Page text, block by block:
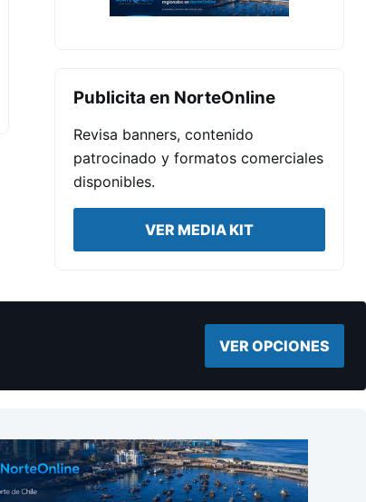
Publicita en NorteOnline
Revisa banners, contenido
patrocinado y formatos comerciales
disponibles.
VER MEDIA KIT
VER OPCIONES